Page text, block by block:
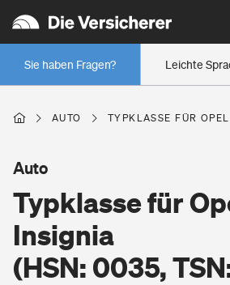
Leichte
Sie haben Fragen?
Wer versichert was: Jetzt Versicherer
Regionalklassen: So ist Ihre Region
Wer versichert was: Jetzt Versicherer
Berufsunfähigkeitsversicherung
Erwerbsunfähigkeitsversicherung
Wohnen
Wohngebäudeversicherung
AUTO TYPKLASSE FÜR
Typklasse für
Insignia
(HSN: 0035,
Auto